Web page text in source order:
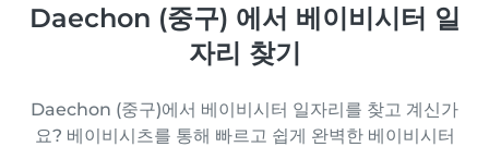
Daechon (중구) 에서 베이비시터 일
자리 찾기
Daechon (중구)에서 베이비시터 일자리를 찾고 계신가
요? 베이비시츠를 통해 빠르고 쉽게 완벽한 베이비시터